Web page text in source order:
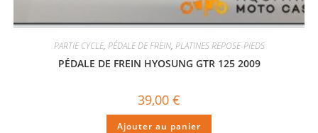
PARTIE CYCLE, PÉDALE DE FREIN, PLATINES REPOSE-PIEDS
PÉDALE DE FREIN HYOSUNG GTR 125 2009
39,00 €
Ajouter au panier